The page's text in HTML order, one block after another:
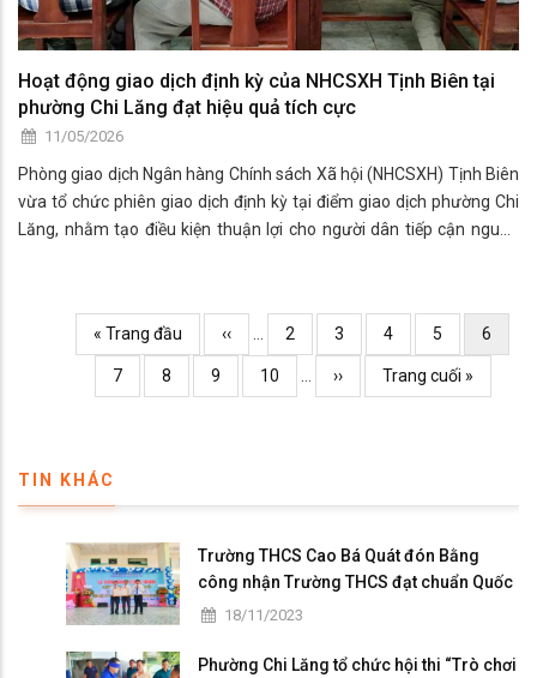
Hoạt động giao dịch định kỳ của NHCSXH Tịnh Biên tại
phường Chi Lăng đạt hiệu quả tích cực
11/05/2026
Phòng giao dịch Ngân hàng Chính sách Xã hội (NHCSXH) Tịnh Biên
vừa tổ chức phiên giao dịch định kỳ tại điểm giao dịch phường Chi
Lăng, nhằm tạo điều kiện thuận lợi cho người dân tiếp cận nguồn
Pagination
Trang
đầu
« Trang đầu
Previous
page
‹‹ … Page
2 Page
3 Page
4 Page
5
page
6
Page
7 Page
8 Page
9 Page
10 …
Trang
kế
››
Trang
cuối
Trang cuối »
TIN KHÁC
Trường THCS Cao Bá Quát đón Bằng
công nhận Trường THCS đạt chuẩn Quốc
gia mức độ I và họp mặt kỷ niệm 41 năm
18/11/2023
Phường Chi Lăng tổ chức hội thi “Trò chơi